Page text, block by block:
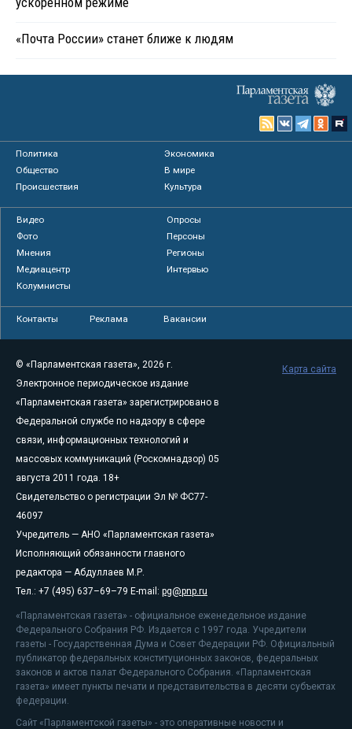
«Почта России» станет ближе к людям
Политика
Экономика
Общество
В мире
Происшествия
Культура
Видео
Опросы
Фото
Персоны
Мнения
Регионы
Медиацентр
Интервью
Колумнисты
Контакты Реклама Вакансии
© «Парламентская газета», 2026 г.
Электронное периодическое издание
«Парламентская газета» зарегистрировано в
Федеральной службе по надзору в сфере
связи, информационных технологий и
массовых коммуникаций (Роскомнадзор) 05
августа 2011 года. 18+
Свидетельство о регистрации Эл № ФС77-
46097
Учредитель — АНО «Парламентская газета»
Исполняющий обязанности главного
редактора — Абдуллаев М.Р.
Тел.: +7 (495) 637–69–79 E-mail: pg@pnp.ru
«Парламентская газета» - официальное еженедельное издание
Федерального Собрания РФ. Издается с 1997 года. Учредители
газеты - Государственная Дума и Совет Федерации РФ. Официальный
публикатор федеральных конституционных законов, федеральных
законов и актов палат Федерального Собрания. «Парламентская
газета» имеет пункты печати и представительства в десяти субъектах
федерации.
Сайт «Парламентской газеты» - это оперативные новости и
Карта сайта